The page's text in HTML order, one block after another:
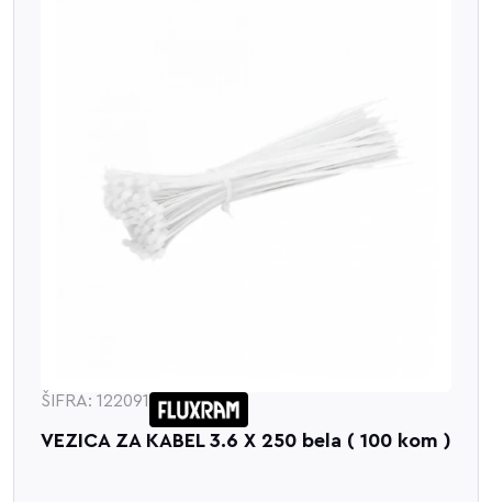
ŠIFRA: 122091
VEZICA ZA KABEL 3.6 X 250 bela ( 100 kom )